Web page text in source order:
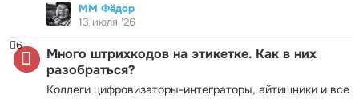
ММ Фёдор
13 июля '26
Много штрихкодов на этикетке. Как в них
разобраться?
Коллеги цифровизаторы-интеграторы, айтишники и все
6